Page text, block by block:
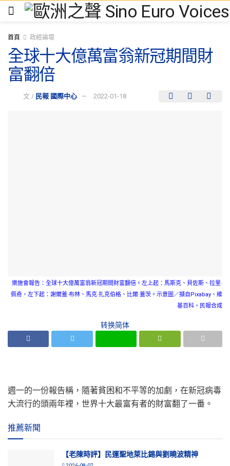
首頁 政經論壇
全球十大億萬富翁新冠期間財
富翻倍
文 / 民報 國際中心 2022-01-18
樂施會報告：全球十大億萬富翁新冠期間財富翻倍。左上起：馬斯克、貝佐斯、拉里·
佩奇，左下起：謝爾蓋·布林、馬克·扎克伯格、比爾·蓋茨。示意圖／擷自Pixabay、維
基百科，民報合成
转换简体
週一的一份報告稱，隨著貧困和不平等的加劇，在新冠病毒
大流行的頭兩年裡，世界十大最富有者的財富翻了一番。
推薦新聞
【老陳時評】民運聖地萊比錫與劉曉波精神